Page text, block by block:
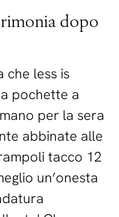
dopo
che less is
pochette a
per la sera
abbinate alle
tacco 12
un’onesta